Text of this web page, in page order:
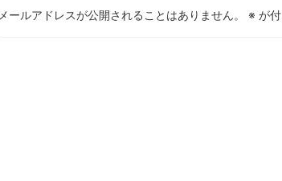
メールアドレスが公開されることはありません。 ※ が